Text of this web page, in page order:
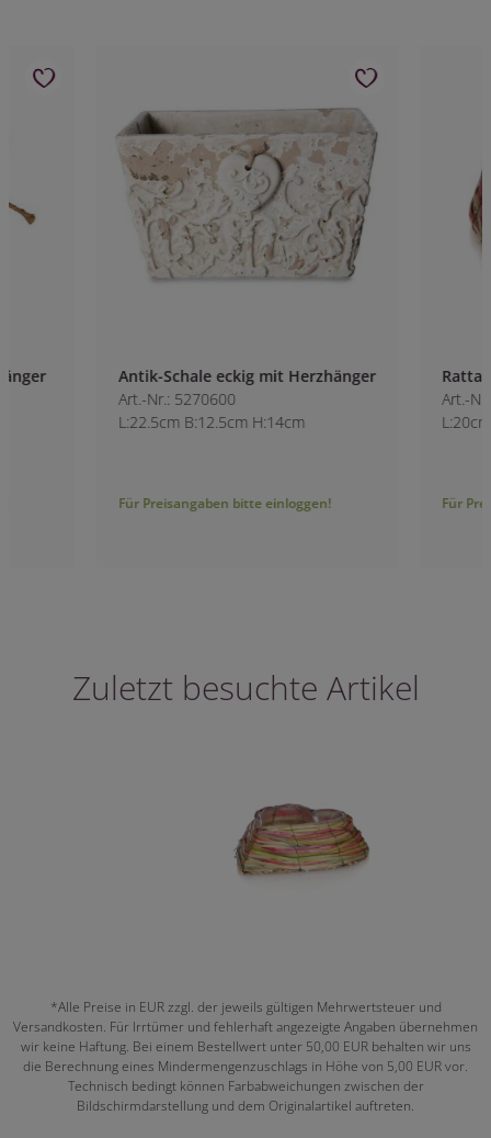
Antik-Schale eckig mit Herzhänger
Art.-Nr.: 5270600
L:22.5cm B:12.5cm H:14cm
Für Preisangaben bitte einloggen!
Rattan-Pflanzherz
Art.-Nr.: 8636200
L:20cm B:20cm
Für Preisangaben
Zuletzt besuchte Artikel
*Alle Preise in EUR zzgl. der jeweils gültigen Mehrwertsteuer und
Versandkosten. Für Irrtümer und fehlerhaft angezeigte Angaben übernehmen
wir keine Haftung. Bei einem Bestellwert unter 50,00 EUR behalten wir uns
die Berechnung eines Mindermengenzuschlags in Höhe von 5,00 EUR vor.
Technisch bedingt können Farbabweichungen zwischen der
Bildschirmdarstellung und dem Originalartikel auftreten.